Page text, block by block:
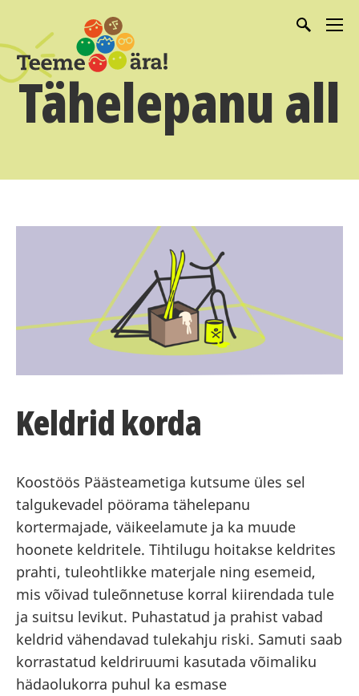
Tähelepanu all
Keldrid korda
Koostöös Päästeametiga kutsume üles sel
talgukevadel pöörama tähelepanu
kortermajade, väikeelamute ja ka muude
hoonete keldritele. Tihtilugu hoitakse keldrites
prahti, tuleohtlikke materjale ning esemeid,
mis võivad tuleõnnetuse korral kiirendada tule
ja suitsu levikut. Puhastatud ja prahist vabad
keldrid vähendavad tulekahju riski. Samuti saab
korrastatud keldriruumi kasutada võimaliku
hädaolukorra puhul ka esmase